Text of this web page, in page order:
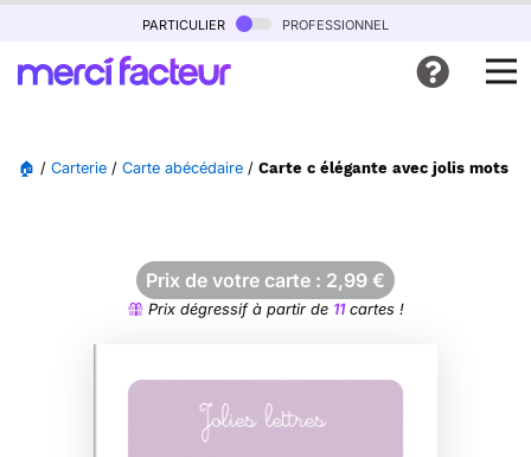
particulier professionnel
🏠 / Carterie / Carte abécédaire / Carte c élégante avec jolis mots à
Prix de votre carte : 2,99 €
Prix dégressif à partir de 11cartes !